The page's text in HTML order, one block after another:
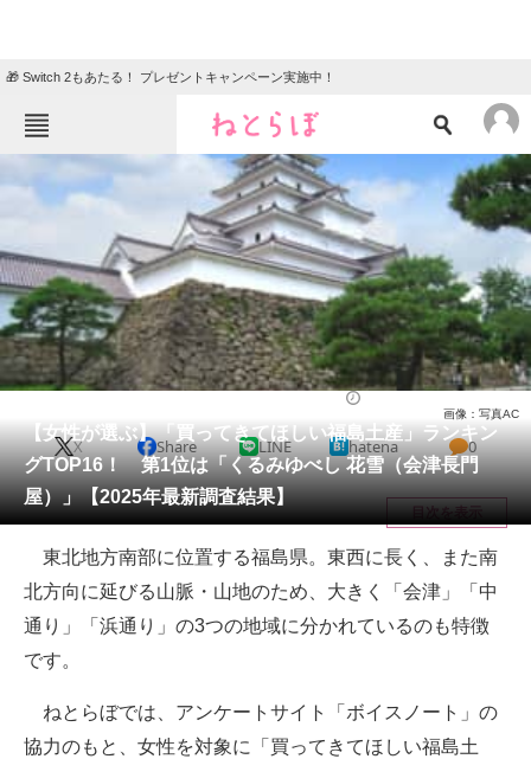
🎁 Switch 2もあたる！ プレゼントキャンペーン実施中！
ねとらぼメニュー
ニュース
クイズ
グルメ 地域
住まい 教育・育児
動物 リサーチ
会員記事
メディア
注目記事を集めた総合ページ
ITの今と未来を見通す
スマホと通信の最新トレンド
好きが集まる 比べて選べる
【女性が選ぶ】「買ってきてほしい福島土産」ランキン
グTOP16！ 第1位は「くるみゆべし 花雪（会津長門
屋）」【2025年最新調査結果】
画像：写真AC
X Share LINE hatena 0
目次を表示
東北地方南部に位置する福島県。東西に長く、また南
北方向に延びる山脈・山地のため、大きく「会津」「中
通り」「浜通り」の3つの地域に分かれているのも特徴
です。
ねとらぼでは、アンケートサイト「ボイスノート」の
協力のもと、女性を対象に「買ってきてほしい福島土